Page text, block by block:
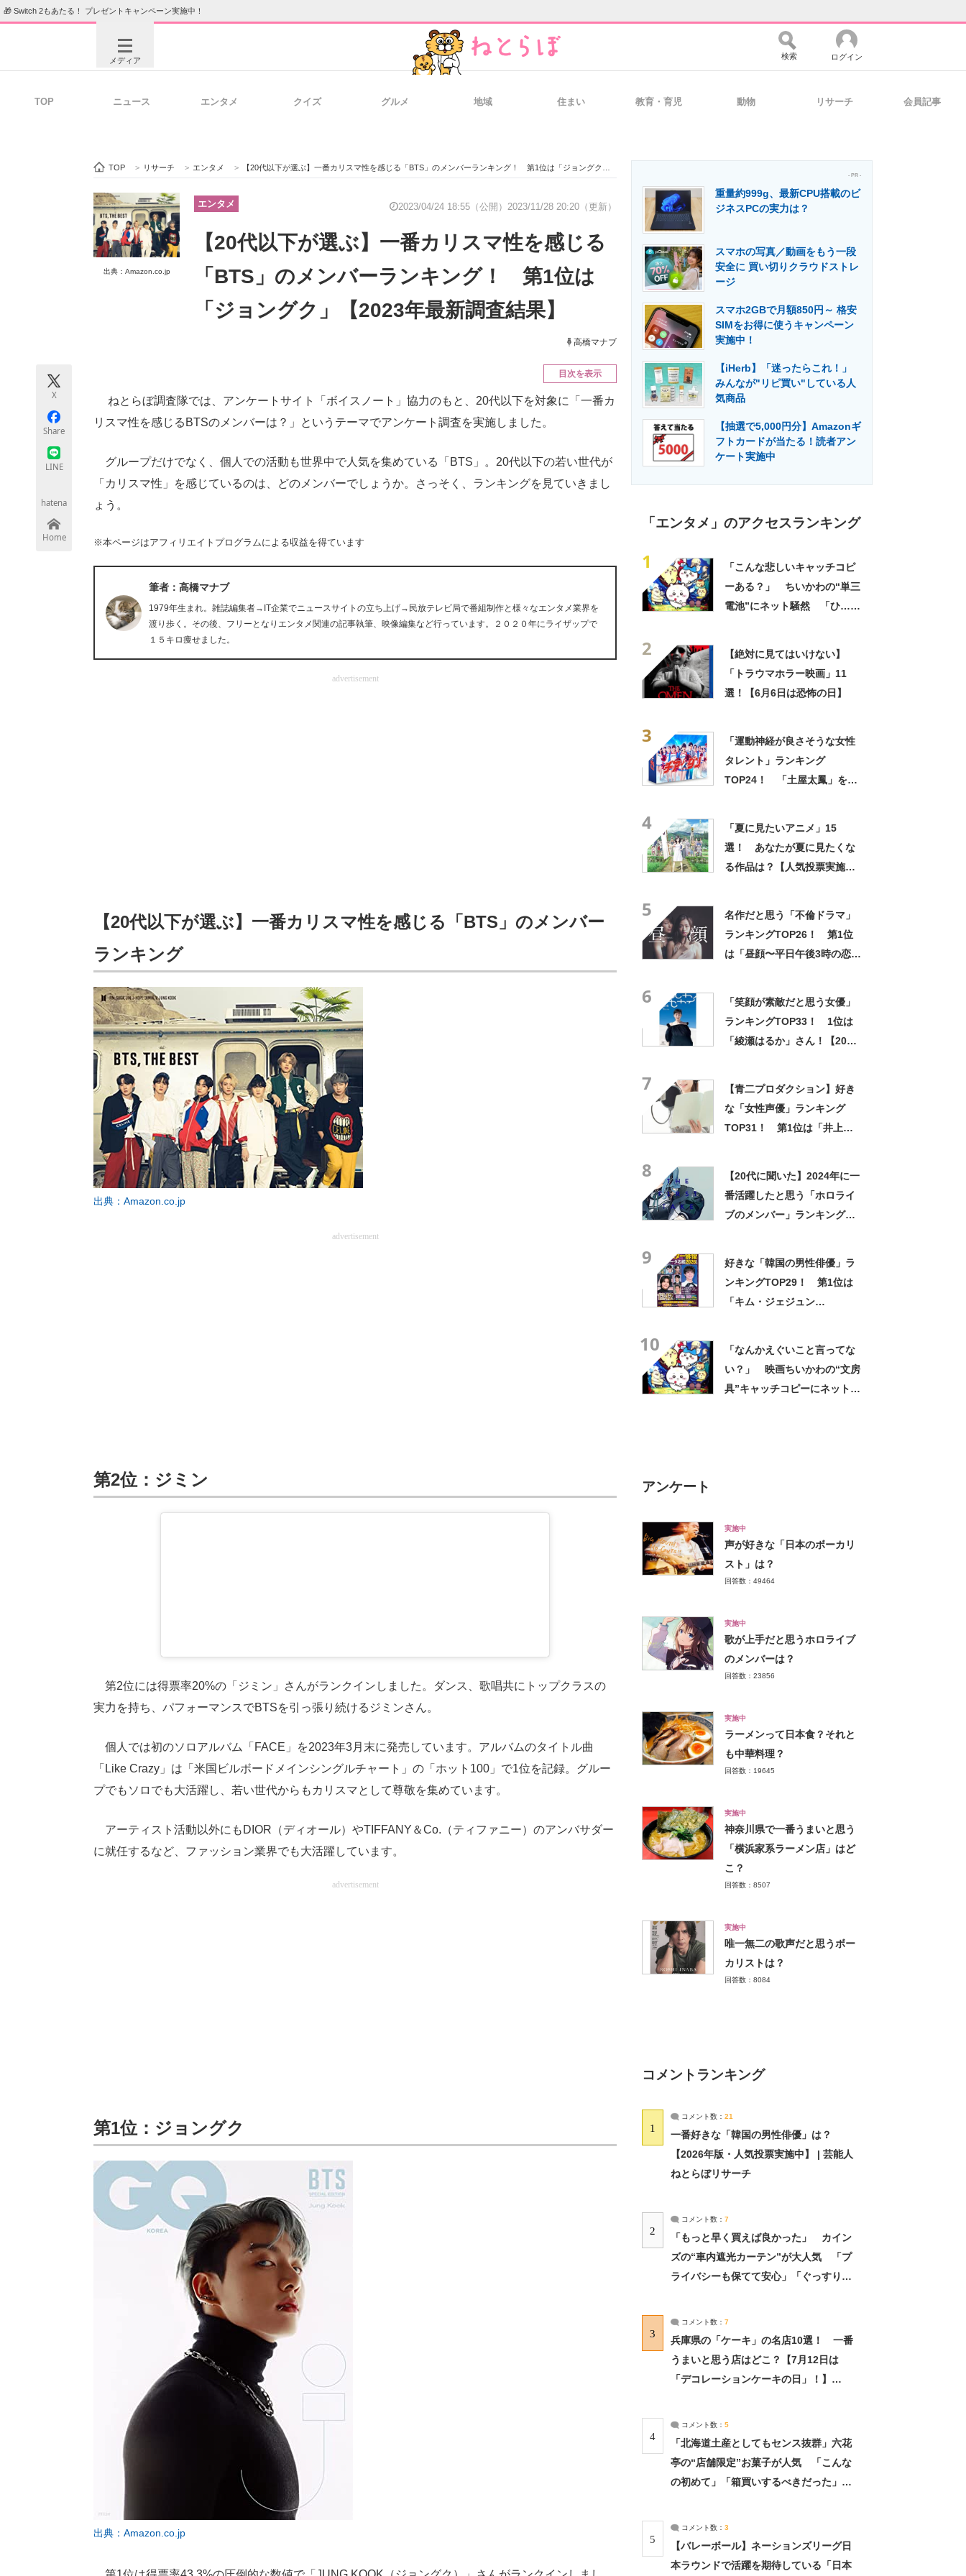
🎁 Switch 2もあたる！ プレゼントキャンペーン実施中！
メディア
ビジネスと働き方のヒント 経営リーダーのコミュニティ マーケ×ITの今がよく分かる
製造業のIT導入・活用を支援
エネルギーの専門メディア 建設×テクノロジーの最前線
ちょっと気になるネットの話題
検索 ログイン
TOP ニュース エンタメ クイズ グルメ 地域 住まい 教育・育児 動物 リサーチ 会員記事
TOP > リサーチ > エンタメ > 【20代以下が選ぶ】一番カリスマ性を感じる「BTS」のメンバーランキング！ 第1位は「ジョングク」【2023年最新調査結果】
出典：Amazon.co.jp
エンタメ 2023/04/24 18:55（公開） 2023/11/28 20:20（更新）
【20代以下が選ぶ】一番カリスマ性を感じる
「BTS」のメンバーランキング！ 第1位は
「ジョングク」【2023年最新調査結果】
高橋マナブ
X
Share
LINE
hatena
Home
目次を表示
ねとらぼ調査隊では、アンケートサイト「ボイスノート」協力のもと、20代以下を対象に「一番カ
リスマ性を感じるBTSのメンバーは？」というテーマでアンケート調査を実施しました。
グループだけでなく、個人での活動も世界中で人気を集めている「BTS」。20代以下の若い世代が
「カリスマ性」を感じているのは、どのメンバーでしょうか。さっそく、ランキングを見ていきまし
ょう。
※本ページはアフィリエイトプログラムによる収益を得ています
筆者：高橋マナブ
1979年生まれ。雑誌編集者→IT企業でニュースサイトの立ち上げ→民放テレビ局で番組制作と様々なエンタメ業界を
渡り歩く。その後、フリーとなりエンタメ関連の記事執筆、映像編集など行っています。２０２０年にライザップで
１５キロ痩せました。
advertisement
【20代以下が選ぶ】一番カリスマ性を感じる「BTS」のメンバー
ランキング
出典：Amazon.co.jp
advertisement
第2位：ジミン
第2位には得票率20%の「ジミン」さんがランクインしました。ダンス、歌唱共にトップクラスの
実力を持ち、パフォーマンスでBTSを引っ張り続けるジミンさん。
個人では初のソロアルバム「FACE」を2023年3月末に発売しています。アルバムのタイトル曲
「Like Crazy」は「米国ビルボードメインシングルチャート」の「ホット100」で1位を記録。グルー
プでもソロでも大活躍し、若い世代からもカリスマとして尊敬を集めています。
アーティスト活動以外にもDIOR（ディオール）やTIFFANY＆Co.（ティファニー）のアンバサダー
に就任するなど、ファッション業界でも大活躍しています。
advertisement
第1位：ジョングク
出典：Amazon.co.jp
- PR -
重量約999g、最新CPU搭載のビ
ジネスPCの実力は？
スマホの写真／動画をもう一段
安全に 買い切りクラウドストレ
ージ
スマホ2GBで月額850円～ 格安
SIMをお得に使うキャンペーン
実施中！
【iHerb】「迷ったらこれ！」
みんなが"リピ買い"している人
気商品
【抽選で5,000円分】Amazonギ
フトカードが当たる！読者アン
ケート実施中
「エンタメ」のアクセスランキング
1
「こんな悲しいキャッチコピ
ーある？」 ちいかわの“単三
電池”にネット騒然 「ひ…人
2
【絶対に見てはいけない】
「トラウマホラー映画」11
選！【6月6日は恐怖の日】
3
「運動神経が良さそうな女性
タレント」ランキング
TOP24！ 「土屋太鳳」を上
4
「夏に見たいアニメ」15
選！ あなたが夏に見たくな
る作品は？【人気投票実施
5
名作だと思う「不倫ドラマ」
ランキングTOP26！ 第1位
は「昼顔〜平日午後3時の恋人
6
「笑顔が素敵だと思う女優」
ランキングTOP33！ 1位は
「綾瀬はるか」さん！【2021
7
【青二プロダクション】好き
な「女性声優」ランキング
TOP31！ 第1位は「井上麻
8
【20代に聞いた】2024年に一
番活躍したと思う「ホロライ
ブのメンバー」ランキング
9
好きな「韓国の男性俳優」ラ
ンキングTOP29！ 第1位は
「キム・ジェジュン
10
「なんかえぐいこと言ってな
い？」 映画ちいかわの“文房
具”キャッチコピーにネット騒
アンケート
実施中
声が好きな「日本のボーカリ
スト」は？
回答数：49464
実施中
歌が上手だと思うホロライブ
のメンバーは？
回答数：23856
実施中
ラーメンって日本食？それと
も中華料理？
回答数：19645
実施中
神奈川県で一番うまいと思う
「横浜家系ラーメン店」はど
こ？
回答数：8507
実施中
唯一無二の歌声だと思うボー
カリストは？
回答数：8084
コメントランキング
1
コメント数： 21
一番好きな「韓国の男性俳優」は？
【2026年版・人気投票実施中】 | 芸能人
ねとらぼリサーチ
2
コメント数： 7
「もっと早く買えば良かった」 カイン
ズの“車内遮光カーテン”が大人気 「プ
ライバシーも保てて安心」「ぐっすり眠
3
コメント数： 7
兵庫県の「ケーキ」の名店10選！ 一番
うまいと思う店はどこ？【7月12日は
「デコレーションケーキの日」！】
4
コメント数： 5
「北海道土産としてもセンス抜群」六花
亭の“店舗限定”お菓子が人気 「こんな
の初めて」「箱買いするべきだった」
5
コメント数： 3
【バレーボール】ネーションズリーグ日
本ラウンドで活躍を期待している「日本